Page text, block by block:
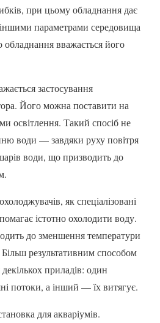
при цьому обладнання дає
параметрами середовища
вважається його
застосування
Його можна поставити на
освітлення. Такий спосіб не
води — завдяки руху повітря
води, що призводить до
як спеціалізовані
істотно охолодити воду.
до зменшення температури
результативним способом
приладів: один
потоки, а інший — їх витягує.
для акваріумів.